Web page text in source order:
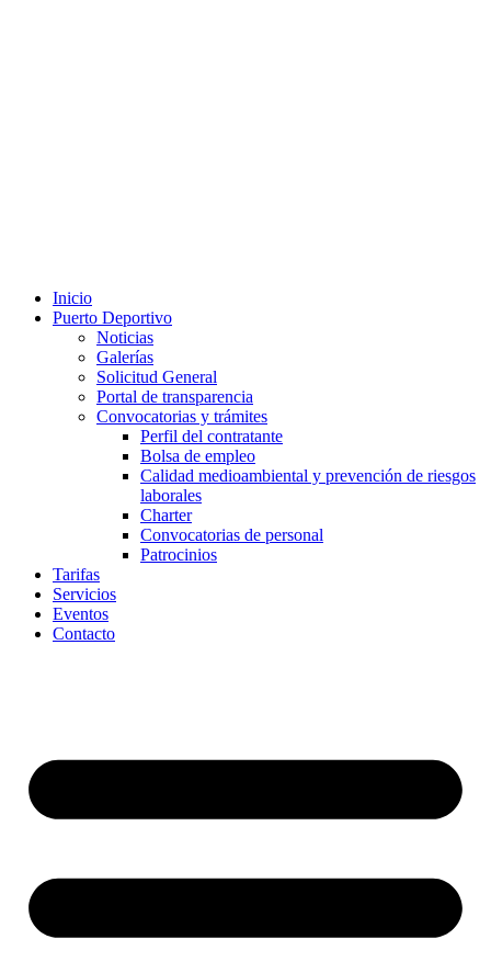
Inicio
Puerto Deportivo
Noticias
Galerías
Solicitud General
Portal de transparencia
Convocatorias y trámites
Perfil del contratante
Bolsa de empleo
Calidad medioambiental y prevención de riesgos
laborales
Charter
Convocatorias de personal
Patrocinios
Tarifas
Servicios
Eventos
Contacto